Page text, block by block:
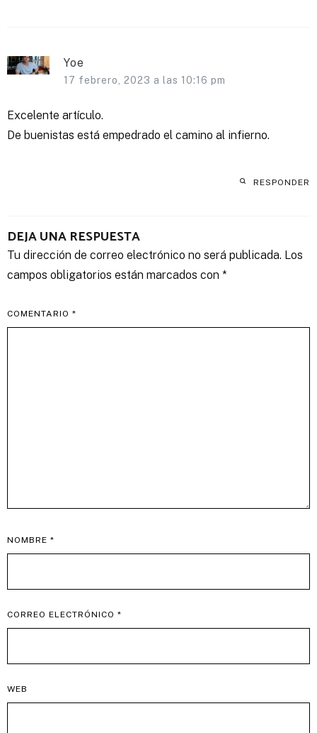
Yoe
17 febrero, 2023 a las 10:16 pm
Excelente artículo.
De buenistas está empedrado el camino al infierno.
RESPONDER
DEJA UNA RESPUESTA
Tu dirección de correo electrónico no será publicada. Los
campos obligatorios están marcados con *
COMENTARIO *
NOMBRE *
CORREO ELECTRÓNICO *
WEB